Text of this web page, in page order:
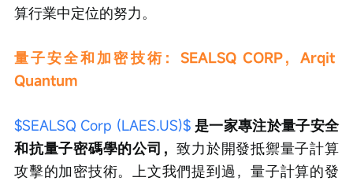
算行業中定位的努力。
量子安全和加密技術：SEALSQ CORP，Arqit
Quantum
$SEALSQ Corp (LAES.US)$ 是一家專注於量子安全
和抗量子密碼學的公司，致力於開發抵禦量子計算
攻擊的加密技術。上文我們提到過，量子計算的發